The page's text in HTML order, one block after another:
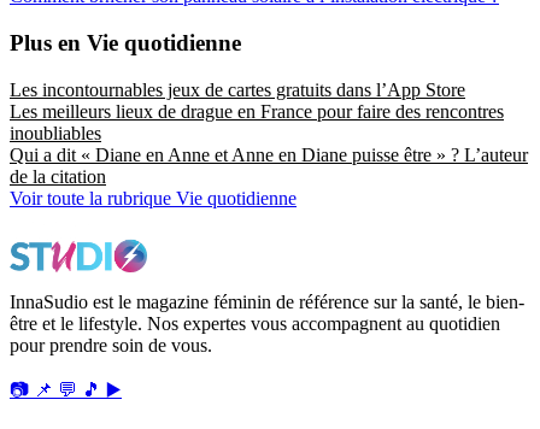
Plus en Vie quotidienne
Les incontournables jeux de cartes gratuits dans l’App Store
Les meilleurs lieux de drague en France pour faire des rencontres
inoubliables
Qui a dit « Diane en Anne et Anne en Diane puisse être » ? L’auteur
de la citation
Voir toute la rubrique Vie quotidienne
InnaSudio est le magazine féminin de référence sur la santé, le bien-
être et le lifestyle. Nos expertes vous accompagnent au quotidien
pour prendre soin de vous.
📷 📌 💬 🎵 ▶️